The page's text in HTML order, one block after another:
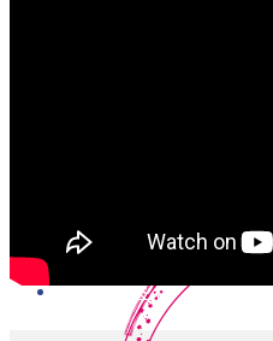
PARTENAIRES